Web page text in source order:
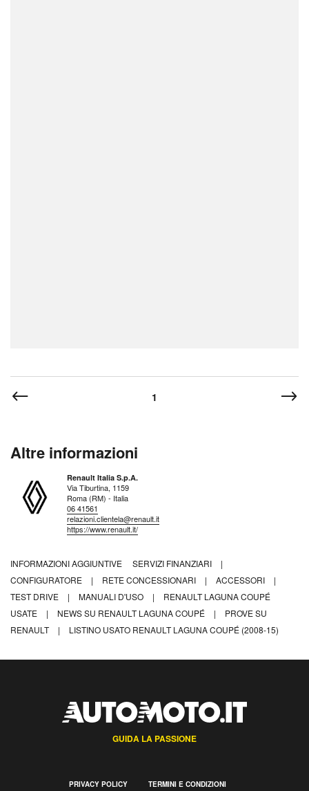
1
Altre informazioni
Renault Italia S.p.A.
Via Tiburtina, 1159
Roma (RM) - Italia
06 41561
relazioni.clientela@renault.it
https://www.renault.it/
INFORMAZIONI AGGIUNTIVE SERVIZI FINANZIARI
|
CONFIGURATORE
| RETE CONCESSIONARI | ACCESSORI
|
TEST DRIVE
| MANUALI D'USO |
RENAULT LAGUNA COUPÉ
USATE
| NEWS SU RENAULT LAGUNA COUPÉ |
PROVE SU
RENAULT
| LISTINO USATO RENAULT LAGUNA COUPÉ (2008-15)
GUIDA LA PASSIONE
PRIVACY POLICY TERMINI E CONDIZIONI